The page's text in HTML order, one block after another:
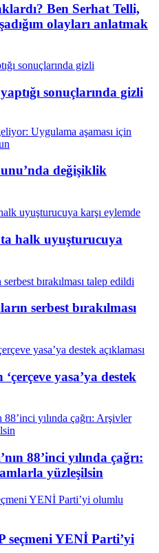
Ben Serhat Telli,
olayları anlatmak
sonuçlarında gizli
değişiklik
halk uyuşturucuya
serbest bırakılması
yasa’ya destek
88’inci yılında çağrı:
yüzleşilsin
seçmeni YENİ Parti’yi